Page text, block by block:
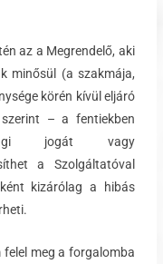
az a Megrendelő, aki
minősül (a szakmája,
körén kívül eljáró
– a fentiekben
jogát vagy
a Szolgáltatóval
kizárólag a hibás
meg a forgalomba